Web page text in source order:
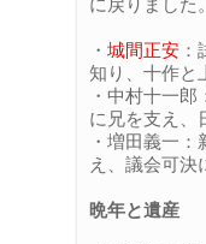
に戻りました。
・ 城間正安
知り、十作と
・中村十一
に兄を支え、
・増田義一
え、議会可決
晩年と遺産